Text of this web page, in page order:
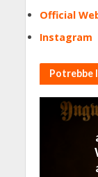
Official
Instagram
Potrebbe